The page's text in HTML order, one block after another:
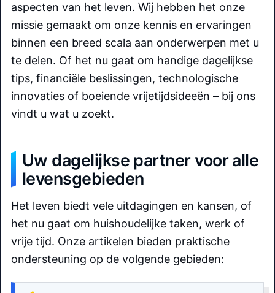
aspecten van het leven. Wij hebben het onze
missie gemaakt om onze kennis en ervaringen
binnen een breed scala aan onderwerpen met u
te delen. Of het nu gaat om handige dagelijkse
tips, financiële beslissingen, technologische
innovaties of boeiende vrijetijdsideeën – bij ons
vindt u wat u zoekt.
Uw dagelijkse partner voor alle
levensgebieden
Het leven biedt vele uitdagingen en kansen, of
het nu gaat om huishoudelijke taken, werk of
vrije tijd. Onze artikelen bieden praktische
ondersteuning op de volgende gebieden: